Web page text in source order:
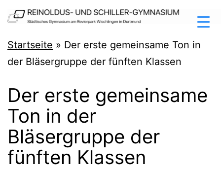
Zum
Inhalt
springen
Reinoldus-
und
Gymnasium
Dortmund
Startseite » Der erste gemeinsame Ton in
der Bläsergruppe der fünften Klassen
Der erste gemeinsame
Ton in der
Bläsergruppe der
fünften Klassen